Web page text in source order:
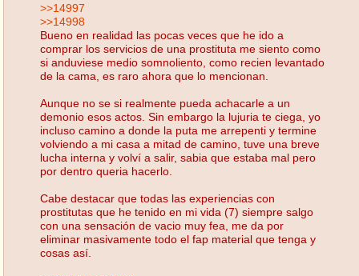
>>14997
>>14998
Bueno en realidad las pocas veces que he ido a
comprar los servicios de una prostituta me siento como
si anduviese medio somnoliento, como recien levantado
de la cama, es raro ahora que lo mencionan.
Aunque no se si realmente pueda achacarle a un
demonio esos actos. Sin embargo la lujuria te ciega, yo
incluso camino a donde la puta me arrepenti y termine
volviendo a mi casa a mitad de camino, tuve una breve
lucha interna y volví a salir, sabia que estaba mal pero
por dentro queria hacerlo.
Cabe destacar que todas las experiencias con
prostitutas que he tenido en mi vida (7) siempre salgo
con una sensación de vacio muy fea, me da por
eliminar masivamente todo el fap material que tenga y
cosas así.